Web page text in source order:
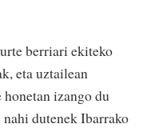
berriari ekiteko
eta uztailean
izango du
dutenek Ibarrako